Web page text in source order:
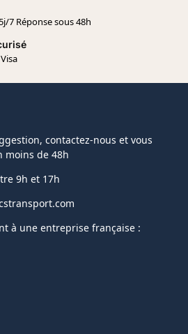
7 Réponse sous 48h
contactez-nous et vous
moins de 48h
9h et 17h
à une entreprise française :